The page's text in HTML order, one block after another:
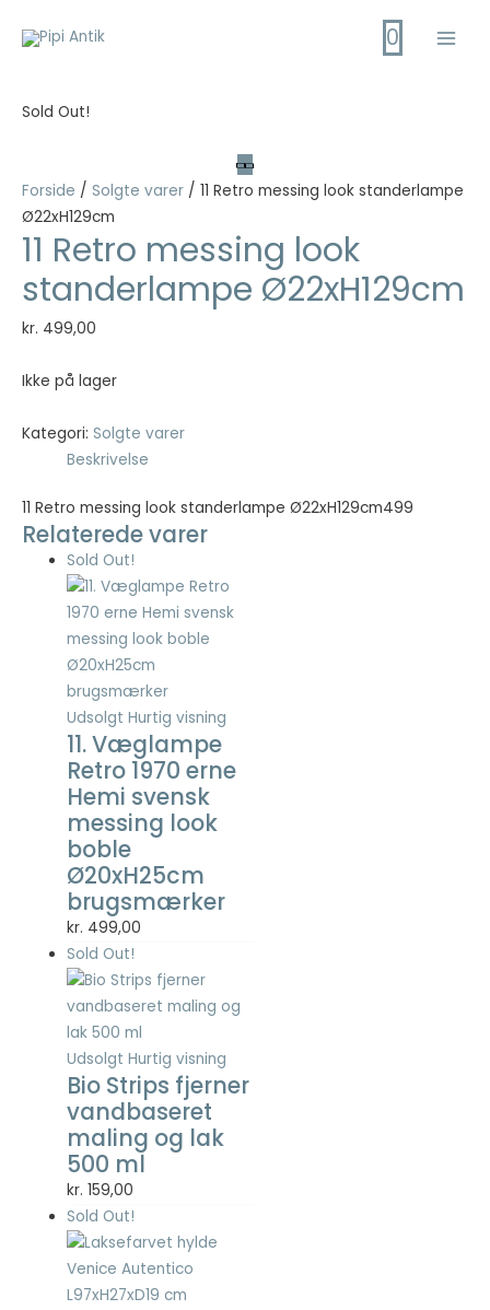
0
Sold Out!
Forside / Solgte varer / 11 Retro messing look standerlampe
Ø22xH129cm
11 Retro messing look
standerlampe Ø22xH129cm
kr. 499,00
Ikke på lager
Kategori: Solgte varer
Beskrivelse
11 Retro messing look standerlampe Ø22xH129cm499
Relaterede varer
Sold Out!
Udsolgt Hurtig visning
11. Væglampe
Retro 1970 erne
Hemi svensk
messing look
boble
Ø20xH25cm
brugsmærker
kr. 499,00
Sold Out!
Udsolgt Hurtig visning
Bio Strips fjerner
vandbaseret
maling og lak
500 ml
kr. 159,00
Sold Out!
Nødvendig
Nødvendige
cookies hjælper
med at gøre en
hjemmeside
brugbar ved at
aktivere
grundlæggende
funktioner
såsom side-
navigation og
adgang til sikre
områder af
hjemmesiden.
Hjemmesiden
kan ikke fungere
ordentligt uden
disse cookies.
Statistisk
Statistisk
cookies
hjælper
webstedsejere
med at forstå,
hvordan de
besøgende
interagerer
med
hjemmesider
ved at
rapportere
oplysninger